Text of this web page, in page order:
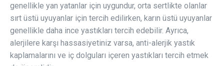
genellikle yan yatanlar için uygundur, orta sertlikte olanlar
sırt üstü uyuyanlar için tercih edilirken, karın üstü uyuyanlar
genellikle daha ince yastıkları tercih edebilir. Ayrıca,
alerjilere karşı hassasiyetiniz varsa, anti-alerjik yastık
kaplamalarını ve iç dolguları içeren yastıkları tercih etmek